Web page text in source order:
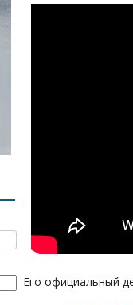
Его официальный